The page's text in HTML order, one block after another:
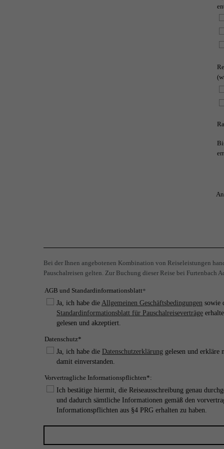
Bei der Ihnen angebotenen Kombination von Reiseleistungen
Pauschalreisen gelten. Zur Buchung dieser Reise bei Furtenbach
AGB und Standardinformationsblatt*
Ja, ich habe die Allgemeinen Geschäftsbedingungen sowie
Standardinformationsblatt für Pauschalreiseverträge
gelesen und akzeptiert.
Datenschutz*
Ja, ich habe die Datenschutzerklärung gelesen und erkläre
damit einverstanden.
Vorvertragliche Informationspflichten*:
Ich bestätige hiermit, die Reiseausschreibung genau
und dadurch sämtliche Informationen gemäß den
Informationspflichten aus §4 PRG erhalten zu haben.